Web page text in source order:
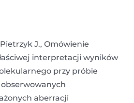
J., Omówienie
interpretacji wyników
przy próbie
aberracji